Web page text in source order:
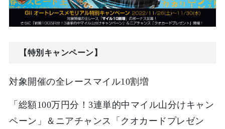
【特別キャンペーン】
対象開催の全レースマイル10割増
「総額100万円分！3連単的中マイル山分けキャン
ペーン」＆ニアチャンス「クオカードプレゼン